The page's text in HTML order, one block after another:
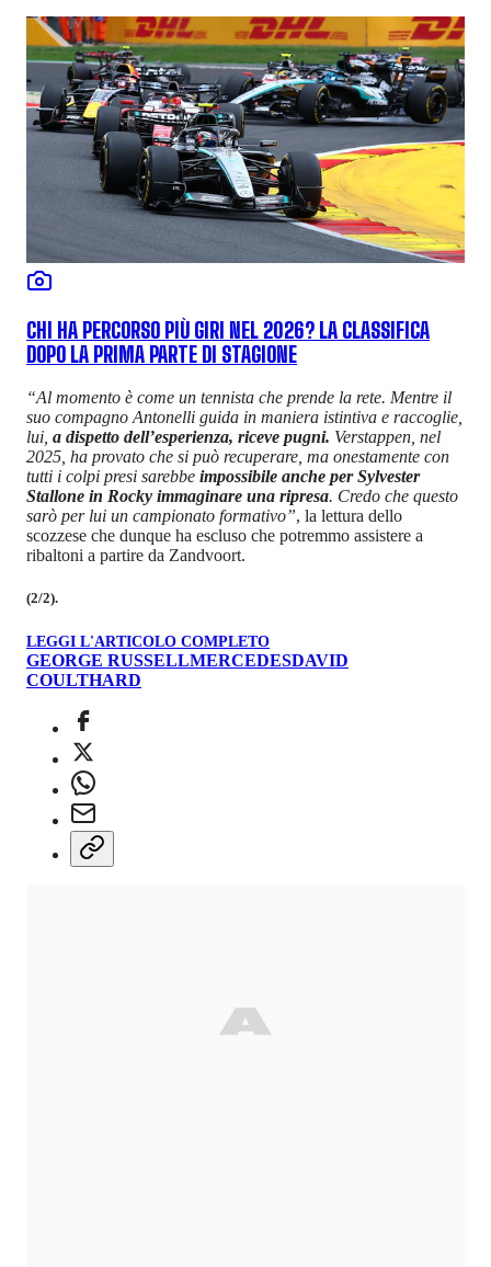
CHI HA PERCORSO PIÙ GIRI NEL 2026? LA CLASSIFICA
DOPO LA PRIMA PARTE DI STAGIONE
“Al momento è come un tennista che prende la rete. Mentre il
suo compagno Antonelli guida in maniera istintiva e raccoglie,
lui, a dispetto dell’esperienza, riceve pugni. Verstappen, nel
2025, ha provato che si può recuperare, ma onestamente con
tutti i colpi presi sarebbe impossibile anche per Sylvester
Stallone in Rocky immaginare una ripresa. Credo che questo
sarò per lui un campionato formativo”, la lettura dello
scozzese che dunque ha escluso che potremmo assistere a
ribaltoni a partire da Zandvoort.
(2/2).
LEGGI L'ARTICOLO COMPLETO
GEORGE RUSSELLMERCEDESDAVID
COULTHARD